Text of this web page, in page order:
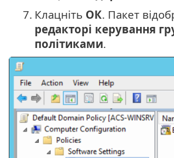
7. Клацніть ОК. Пакет
редакторі керування
політиками.